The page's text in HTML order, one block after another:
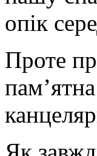
опік
Проте